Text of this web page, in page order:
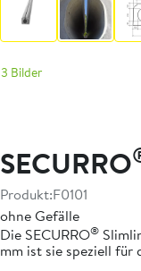
3 Bilder
SECURRO
Produkt:F0101
ohne Gefälle
Die SECURRO®
mm ist sie speziell